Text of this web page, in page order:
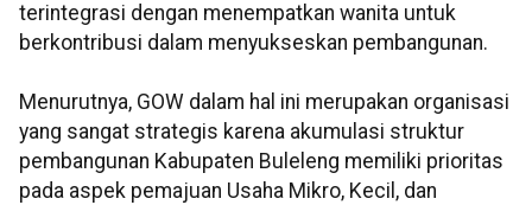
terintegrasi dengan menempatkan wanita untuk
berkontribusi dalam menyukseskan pembangunan.
Menurutnya, GOW dalam hal ini merupakan organisasi
yang sangat strategis karena akumulasi struktur
pembangunan Kabupaten Buleleng memiliki prioritas
pada aspek pemajuan Usaha Mikro, Kecil, dan